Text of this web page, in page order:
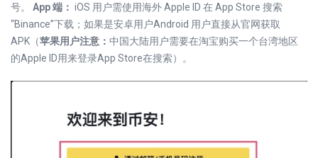
号。 App 端： iOS 用户需使用海外 Apple ID 在 App Store 搜索
“Binance”下载；如果是安卓用户Android 用户直接从官网获取
APK（苹果用户注意： 中国大陆用户需要在淘宝购买一个台湾地区
的Apple ID用来登录App Store在搜索）。